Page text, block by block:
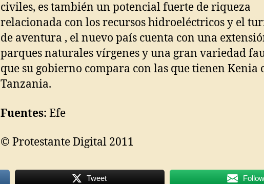
civiles, es también un potencial fuerte de riqueza
relacionada con los recursos hidroeléctricos y el
de aventura , el nuevo país cuenta con una
parques naturales vírgenes y una gran variedad
que su gobierno compara con las que tienen Kenia
Tanzania.
Fuentes: Efe
© Protestante Digital 2011
Tweet